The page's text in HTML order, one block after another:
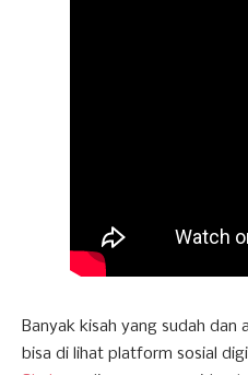
Banyak kisah yang sudah dan
bisa di lihat platform sosial